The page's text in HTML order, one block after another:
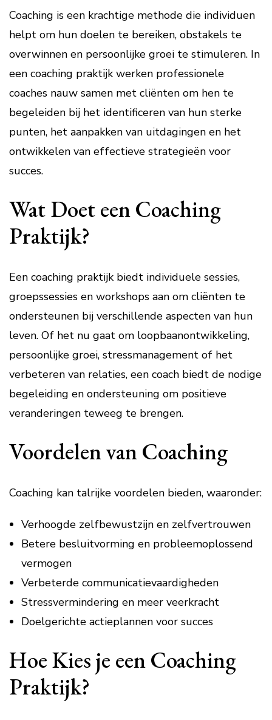
Coaching is een krachtige methode die individuen
helpt om hun doelen te bereiken, obstakels te
overwinnen en persoonlijke groei te stimuleren. In
een coaching praktijk werken professionele
coaches nauw samen met cliënten om hen te
begeleiden bij het identificeren van hun sterke
punten, het aanpakken van uitdagingen en het
ontwikkelen van effectieve strategieën voor
succes.
Wat Doet een Coaching
Praktijk?
Een coaching praktijk biedt individuele sessies,
groepssessies en workshops aan om cliënten te
ondersteunen bij verschillende aspecten van hun
leven. Of het nu gaat om loopbaanontwikkeling,
persoonlijke groei, stressmanagement of het
verbeteren van relaties, een coach biedt de nodige
begeleiding en ondersteuning om positieve
veranderingen teweeg te brengen.
Voordelen van Coaching
Coaching kan talrijke voordelen bieden, waaronder:
Verhoogde zelfbewustzijn en zelfvertrouwen
Betere besluitvorming en probleemoplossend
vermogen
Verbeterde communicatievaardigheden
Stressvermindering en meer veerkracht
Doelgerichte actieplannen voor succes
Hoe Kies je een Coaching
Praktijk?